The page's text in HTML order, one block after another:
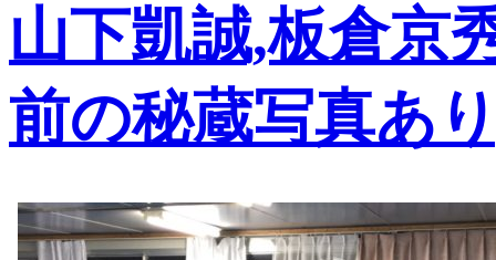
山下凱誠,板倉京
前の秘蔵写真あ